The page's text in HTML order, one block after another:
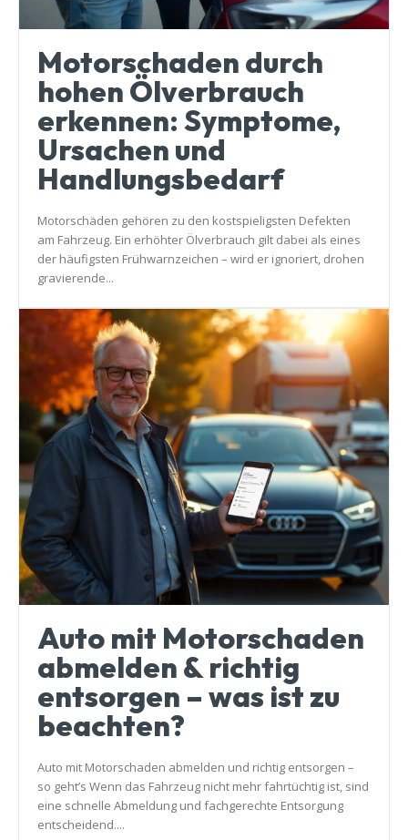
Motorschaden durch
hohen Ölverbrauch
erkennen: Symptome,
Ursachen und
Handlungsbedarf
Motorschäden gehören zu den kostspieligsten Defekten
am Fahrzeug. Ein erhöhter Ölverbrauch gilt dabei als eines
der häufigsten Frühwarnzeichen – wird er ignoriert, drohen
gravierende...
Auto mit Motorschaden
abmelden & richtig
entsorgen – was ist zu
beachten?
Auto mit Motorschaden abmelden und richtig entsorgen –
so geht’s Wenn das Fahrzeug nicht mehr fahrtüchtig ist, sind
eine schnelle Abmeldung und fachgerechte Entsorgung
entscheidend....